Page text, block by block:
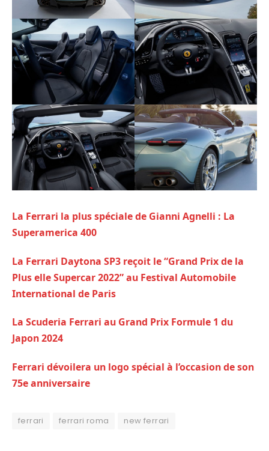
La Ferrari la plus spéciale de Gianni Agnelli : La
Superamerica 400
La Ferrari Daytona SP3 reçoit le “Grand Prix de la
Plus elle Supercar 2022” au Festival Automobile
International de Paris
La Scuderia Ferrari au Grand Prix Formule 1 du
Japon 2024
Ferrari dévoilera un logo spécial à l’occasion de son
75e anniversaire
ferrari ferrari roma new ferrari